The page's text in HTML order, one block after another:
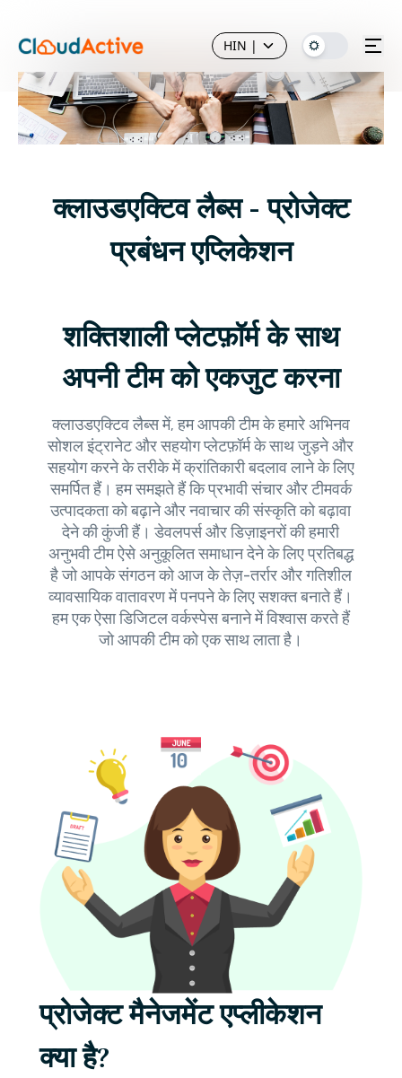
HIN |
क्लाउडएक्टिव लैब्स - प्रोजेक्ट
प्रबंधन एप्लिकेशन
शक्तिशाली प्लेटफ़ॉर्म के साथ
अपनी टीम को एकजुट करना
क्लाउडएक्टिव लैब्स में, हम आपकी टीम के हमारे अभिनव
सोशल इंट्रानेट और सहयोग प्लेटफ़ॉर्म के साथ जुड़ने और
सहयोग करने के तरीके में क्रांतिकारी बदलाव लाने के लिए
समर्पित हैं। हम समझते हैं कि प्रभावी संचार और टीमवर्क
उत्पादकता को बढ़ाने और नवाचार की संस्कृति को बढ़ावा
देने की कुंजी हैं। डेवलपर्स और डिज़ाइनरों की हमारी
अनुभवी टीम ऐसे अनुकूलित समाधान देने के लिए प्रतिबद्ध
है जो आपके संगठन को आज के तेज़-तर्रार और गतिशील
व्यावसायिक वातावरण में पनपने के लिए सशक्त बनाते हैं।
हम एक ऐसा डिजिटल वर्कस्पेस बनाने में विश्वास करते हैं
जो आपकी टीम को एक साथ लाता है।
प्रोजेक्ट मैनेजमेंट एप्लीकेशन
क्या है?